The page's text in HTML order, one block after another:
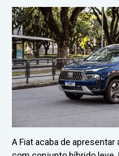
A Fiat acaba de apresentar